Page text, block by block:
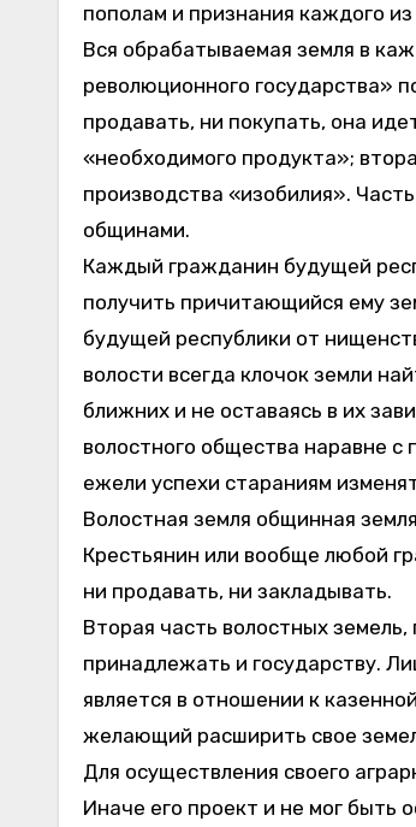
пополам и признания каждого
Вся обрабатываемая земля в
революционного государства»
продавать, ни покупать, она
«необходимого продукта»;
производства «изобилия».
общинами.
Каждый гражданин будущей
получить причитающийся ему
будущей республики от
волости всегда клочок земли
ближних и не оставаясь в их
волостного общества наравне с
ежели успехи стараниям
Волостная земля общинная
Крестьянин или вообще любой
ни продавать, ни закладывать.
Вторая часть волостных
принадлежать и государству.
является в отношении к
желающий расширить свое
Для осуществления своего
Иначе его проект и не мог быть